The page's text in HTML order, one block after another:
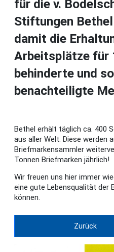
für die v.
Stiftungen
damit die
Arbeitsplätze für
behinderte und
benachteiligte
Bethel erhält täglich ca. 400
aus aller Welt. Diese werden
Briefmarkensammler
Tonnen Briefmarken jährlich!
Wir freuen uns hier immer
eine gute Lebensqualität der
können.
Zurück